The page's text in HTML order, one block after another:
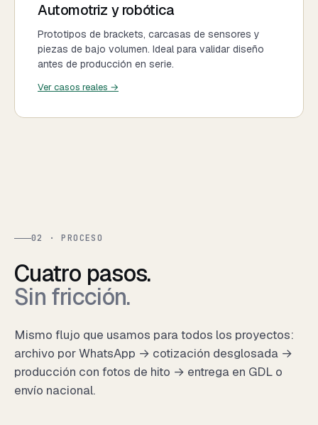
Automotriz y robótica
Prototipos de brackets, carcasas de sensores y
piezas de bajo volumen. Ideal para validar diseño
antes de producción en serie.
Ver casos reales →
02 · PROCESO
Cuatro pasos.
Sin fricción.
Mismo flujo que usamos para todos los proyectos:
archivo por WhatsApp → cotización desglosada →
producción con fotos de hito → entrega en GDL o
envío nacional.